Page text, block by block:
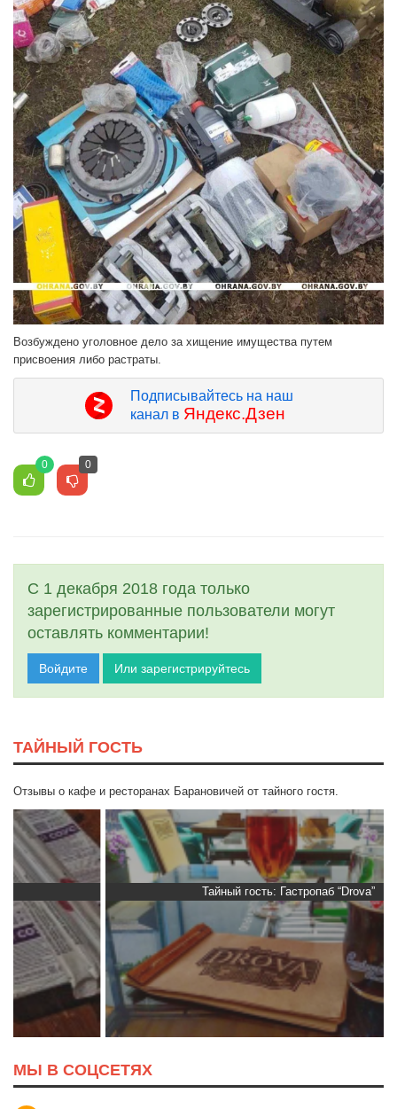
Возбуждено уголовное дело за хищение имущества путем
присвоения либо растраты.
Подписывайтесь на наш
канал в Яндекс.Дзен
0 0
С 1 декабря 2018 года только
зарегистрированные пользователи могут
оставлять комментарии!
Войдите Или зарегистрируйтесь
ТАЙНЫЙ ГОСТЬ
Отзывы о кафе и ресторанах Барановичей от тайного гостя.
Тайный гость: Гастропаб “Drova”
МЫ В СОЦСЕТЯХ